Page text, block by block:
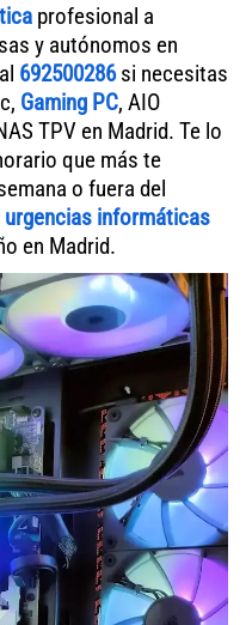
profesional a
y autónomos en
692500286si necesitas
Gaming PC, AIO
TPV en Madrid. Te lo
que más te
o fuera del
urgencias informáticas
en Madrid.